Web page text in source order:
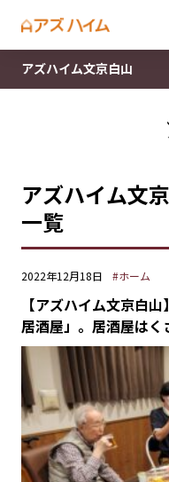
アズハイム文京白山
アズハイム文
一覧
2022年12月18日 #ホーム
【アズハイム文京白
居酒屋」。居酒屋はく